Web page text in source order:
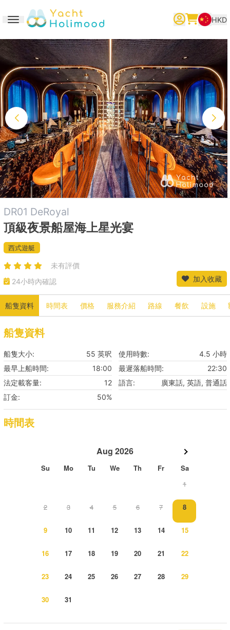
Toggle navigation
繁體中文 English 简体中文
HKD
DR01 DeRoyal
頂級夜景船屋海上星光宴
西式遊艇
未有評價
24小時內確認
加入收藏
船隻資料 時間表 價格 服務介紹 路線 餐飲 設施
船隻資料
船隻大小: 55 英呎 使用時數:
4.5 小時
最早上船時間:
18:00 最遲落船時間:
22:30
法定載客量:
12 語言:
廣東話, 英語, 普通話
訂金:
50%
時間表
Aug 2026
Su Mo Tu We Th Fr
Sa
1
2 3 4 5 6 7 8
9 10 11 12 13 14 15
16 17 18 19 20 21 22
23 24 25 26 27 28 29
30 31